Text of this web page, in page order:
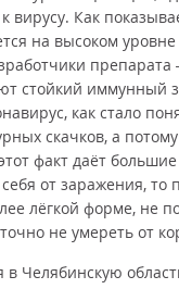
вирусу. Как
на высоком уровне
препарата
стойкий иммунный
как стало
скачков, а
факт даёт
от заражения, то
лёгкой форме, не
не умереть от
Челябинскую